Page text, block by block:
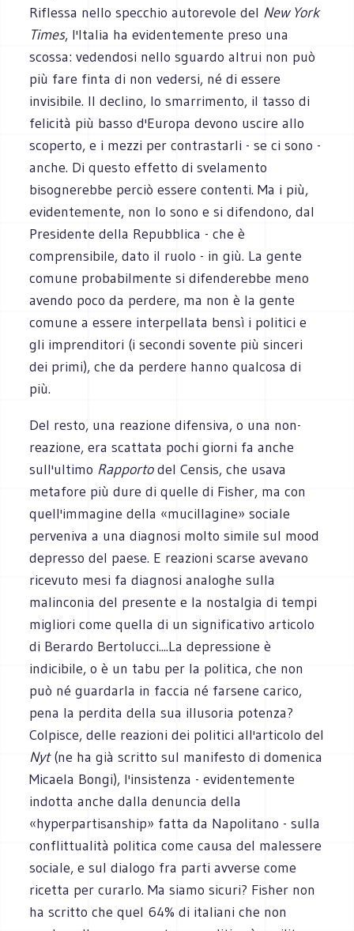
Riflessa nello specchio autorevole del New York
Times, l'Italia ha evidentemente preso una
scossa: vedendosi nello sguardo altrui non può
più fare finta di non vedersi, né di essere
invisibile. Il declino, lo smarrimento, il tasso di
felicità più basso d'Europa devono uscire allo
scoperto, e i mezzi per contrastarli - se ci sono -
anche. Di questo effetto di svelamento
bisognerebbe perciò essere contenti. Ma i più,
evidentemente, non lo sono e si difendono, dal
Presidente della Repubblica - che è
comprensibile, dato il ruolo - in giù. La gente
comune probabilmente si difenderebbe meno
avendo poco da perdere, ma non è la gente
comune a essere interpellata bensì i politici e
gli imprenditori (i secondi sovente più sinceri
dei primi), che da perdere hanno qualcosa di
più.
Del resto, una reazione difensiva, o una non-
reazione, era scattata pochi giorni fa anche
sull'ultimo Rapportodel Censis, che usava
metafore più dure di quelle di Fisher, ma con
quell'immagine della «mucillagine» sociale
perveniva a una diagnosi molto simile sul mood
depresso del paese. E reazioni scarse avevano
ricevuto mesi fa diagnosi analoghe sulla
malinconia del presente e la nostalgia di tempi
migliori come quella di un significativo articolo
di Berardo Bertolucci....La depressione è
indicibile, o è un tabu per la politica, che non
può né guardarla in faccia né farsene carico,
pena la perdita della sua illusoria potenza?
Colpisce, delle reazioni dei politici all'articolo del
Nyt(ne ha già scritto sul manifesto di domenica
Micaela Bongi), l'insistenza - evidentemente
indotta anche dalla denuncia della
«hyperpartisanship» fatta da Napolitano - sulla
conflittualità politica come causa del malessere
sociale, e sul dialogo fra parti avverse come
ricetta per curarlo. Ma siamo sicuri? Fisher non
ha scritto che quel 64% di italiani che non